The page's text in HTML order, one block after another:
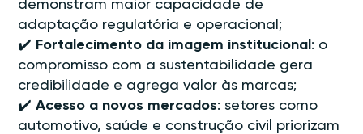
demonstram maior capacidade de
adaptação regulatória e operacional;
✔️ Fortalecimento da imagem institucional : o
compromisso com a sustentabilidade gera
credibilidade e agrega valor às marcas;
✔️Acesso a novos mercados: setores como
automotivo, saúde e construção civil priorizam